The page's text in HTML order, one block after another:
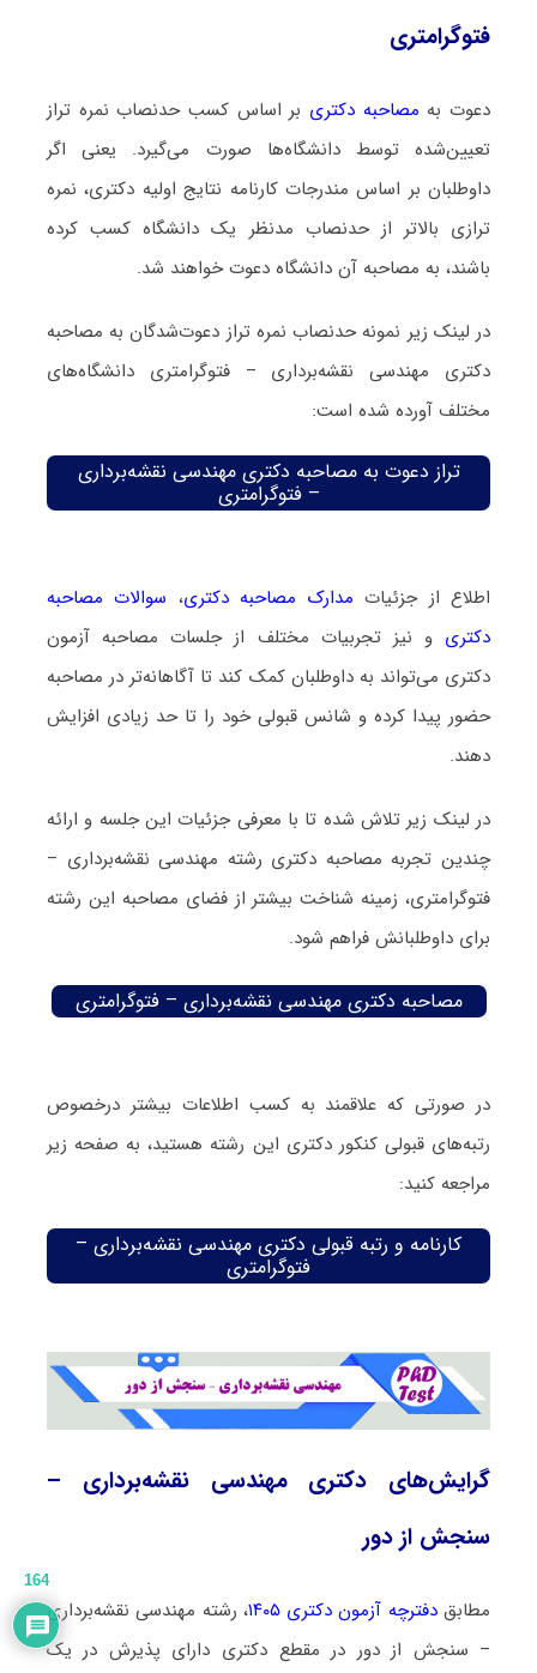
فتوگرامتری
دعوت به مصاحبه دکتری بر اساس کسب حدنصاب نمره تراز
تعیین‌شده توسط دانشگاه‌ها صورت می‌گیرد. یعنی اگر
داوطلبان بر اساس مندرجات کارنامه نتایج اولیه دکتری، نمره
ترازی بالاتر از حدنصاب مدنظر یک دانشگاه کسب کرده
باشند، به مصاحبه آن دانشگاه دعوت خواهند شد.
در لینک زیر نمونه حدنصاب نمره تراز دعوت‌شدگان به مصاحبه
دکتری مهندسی نقشه‌برداری – فتوگرامتری دانشگاه‌های
مختلف آورده شده است:
تراز دعوت به مصاحبه دکتری مهندسی نقشه‌برداری
– فتوگرامتری
اطلاع از جزئیات مدارک مصاحبه دکتری، سوالات مصاحبه
دکتری و نیز تجربیات مختلف از جلسات مصاحبه آزمون
دکتری می‌تواند به داوطلبان کمک کند تا آگاهانه‌تر در مصاحبه
حضور پیدا کرده و شانس قبولی خود را تا حد زیادی افزایش
دهند.
در لینک زیر تلاش شده تا با معرفی جزئیات این جلسه و ارائه
چندین تجربه مصاحبه دکتری رشته مهندسی نقشه‌برداری –
فتوگرامتری، زمینه شناخت بیشتر از فضای مصاحبه این رشته
برای داوطلبانش فراهم شود.
مصاحبه دکتری مهندسی نقشه‌برداری – فتوگرامتری
در صورتی که علاقمند به کسب اطلاعات بیشتر درخصوص
رتبه‌های قبولی کنکور دکتری این رشته هستید، به صفحه زیر
مراجعه کنید:
کارنامه و رتبه قبولی دکتری مهندسی نقشه‌برداری –
فتوگرامتری
گرایش‌های دکتری مهندسی نقشه‌برداری –
سنجش از دور
مطابقدفترچه آزمون دکتری ۱۴۰۵
، رشته مهندسی نقشه‌برداری
– سنجش از دور در مقطع دکتری دارای پذیرش در یک
164